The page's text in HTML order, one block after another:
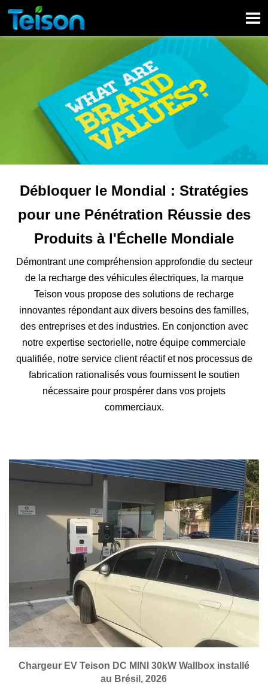

Débloquer le Mondial : Stratégies
pour une Pénétration Réussie des
Produits à l'Échelle Mondiale
Démontrant une compréhension approfondie du secteur
de la recharge des véhicules électriques, la marque
Teison vous propose des solutions de recharge
innovantes répondant aux divers besoins des familles,
des entreprises et des industries. En conjonction avec
notre expertise sectorielle, notre équipe commerciale
qualifiée, notre service client réactif et nos processus de
fabrication rationalisés vous fournissent le soutien
nécessaire pour prospérer dans vos projets
commerciaux.
Chargeur EV Teison DC MINI 30kW Wallbox installé
au Brésil, 2026